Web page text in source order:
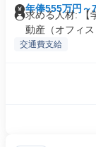
年俸555万円～
求める人材: 【
動産（オフィス
交通費支給